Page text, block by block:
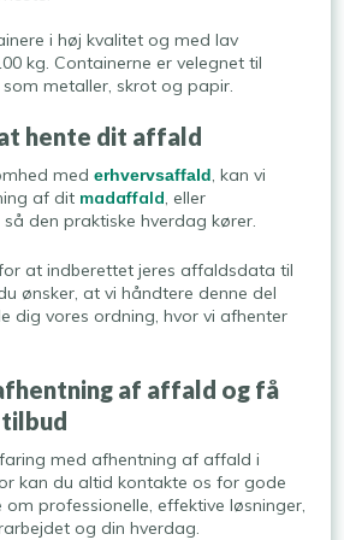
i høj kvalitet og med lav
kg. Containerne er velegnet til
metaller, skrot og papir.
hente dit affald
med erhvervsaffald, kan vi
af dit madaffald, eller
så den praktiske hverdag kører.​
at indberettet jeres affaldsdata til
ønsker, at vi håndtere denne del
dig vores ordning, hvor vi afhenter
af affald og få
med afhentning af affald i
kan du altid kontakte os for gode
professionelle, effektive løsninger,
og din hverdag.